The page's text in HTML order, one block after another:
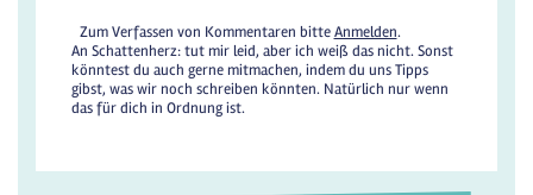
Zum Verfassen von Kommentaren bitteAnmelden.
An Schattenherz: tut mir leid, aber ich weiß das nicht. Sonst
könntest du auch gerne mitmachen, indem du uns Tipps
gibst, was wir noch schreiben könnten. Natürlich nur wenn
das für dich in Ordnung ist.